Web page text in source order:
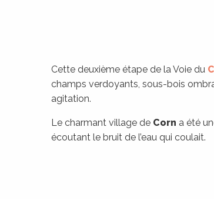
Cette deuxième étape de la Voie du
champs verdoyants, sous-bois
agitation.
Le charmant village de Corn a été
écoutant le bruit de l’eau qui coulait.